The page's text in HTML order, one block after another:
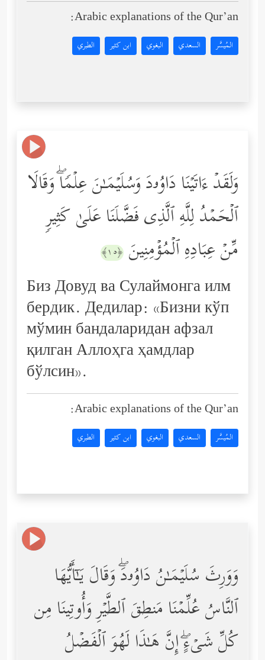
Arabic explanations of the Qur’an:
المُيسَّر السعدي البغوي ابن كثير الطبري
وَلَقَدۡ ءَاتَیۡنَا دَاوُۥدَ وَسُلَیۡمَـٰنَ عِلۡمࣰاۖ وَقَالَا
ٱلۡحَمۡدُ لِلَّهِ ٱلَّذِی فَضَّلَنَا عَلَىٰ كَثِیرࣲ
مِّنۡ عِبَادِهِ ٱلۡمُؤۡمِنِینَ ﴿١٥﴾
Биз Довуд ва Сулаймонга илм
бердик. Дедилар: «Бизни кўп
мўмин бандаларидан афзал
қилган Аллоҳга ҳамдлар
бўлсин».
Arabic explanations of the Qur’an:
المُيسَّر السعدي البغوي ابن كثير الطبري
وَوَرِثَ سُلَیۡمَـٰنُ دَاوُۥدَۖ وَقَالَ یَـٰۤأَیُّهَا
ٱلنَّاسُ عُلِّمۡنَا مَنطِقَ ٱلطَّیۡرِ وَأُوتِینَا مِن
كُلِّ شَیۡءٍۖ إِنَّ هَـٰذَا لَهُوَ ٱلۡفَضۡلُ